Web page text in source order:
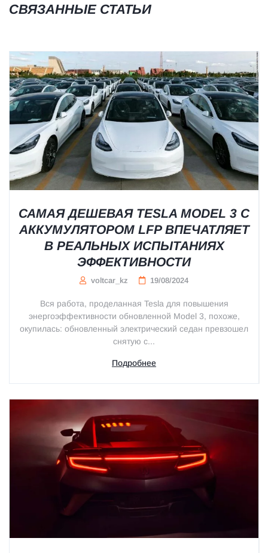
СВЯЗАННЫЕ СТАТЬИ
САМАЯ ДЕШЕВАЯ TESLA MODEL 3 С
АККУМУЛЯТОРОМ LFP ВПЕЧАТЛЯЕТ
В РЕАЛЬНЫХ ИСПЫТАНИЯХ
ЭФФЕКТИВНОСТИ
voltcar_kz 19/08/2024
Вся работа, проделанная Tesla для повышения
энергоэффективности обновленной Model 3, похоже,
окупилась: обновленный электрический седан превзошел
снятую с...
Подробнее